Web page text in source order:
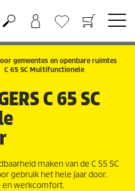
gemeentes en openbare ruimtes
C 65 SC Multifunctionele
C 65 SC
maken van de C 55 SC
gebruik het hele jaar door.
en werkcomfort.